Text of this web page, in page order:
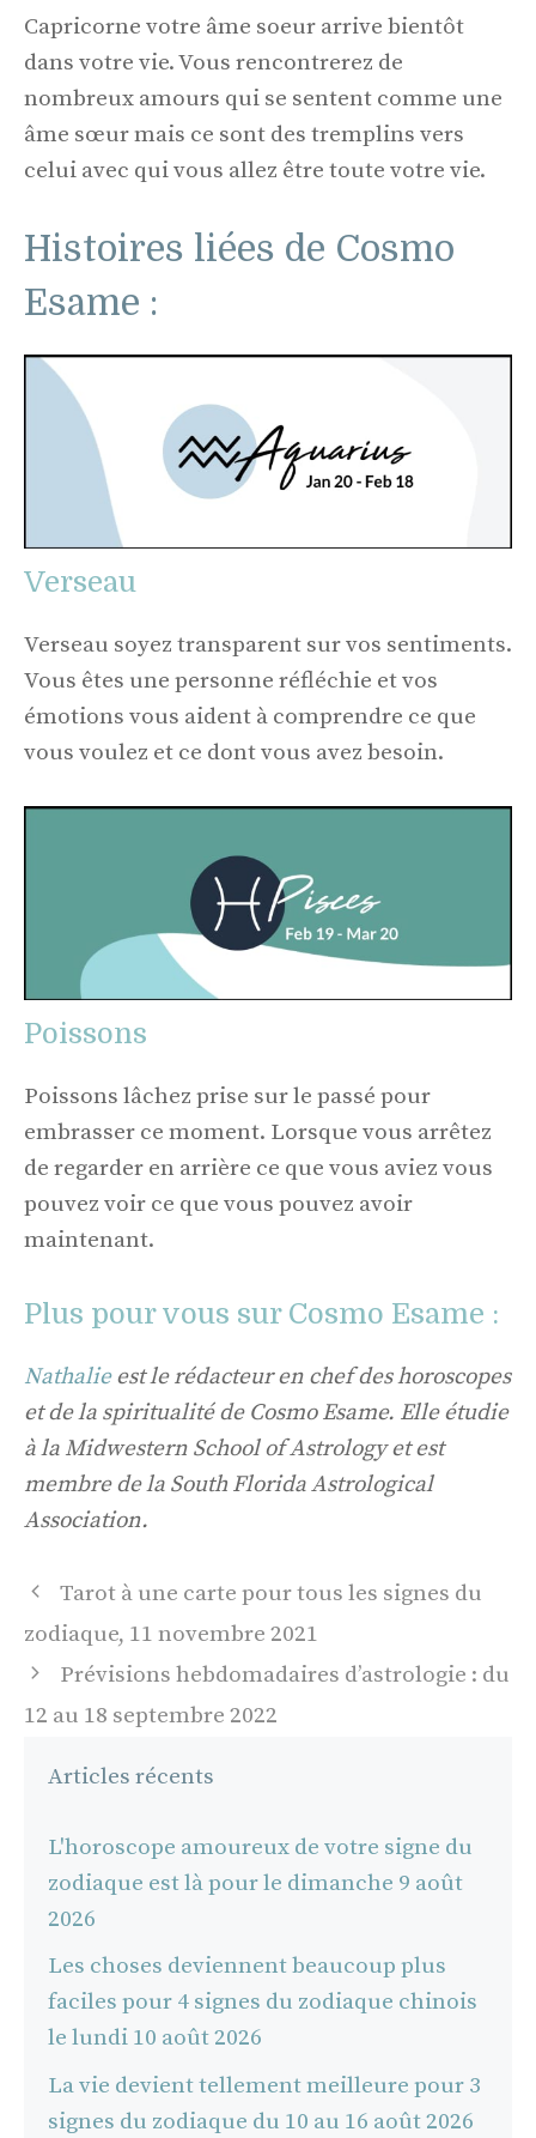
Capricorne votre âme soeur arrive bientôt
dans votre vie. Vous rencontrerez de
nombreux amours qui se sentent comme une
âme sœur mais ce sont des tremplins vers
celui avec qui vous allez être toute votre vie.
Histoires liées de Cosmo
Esame :
Verseau
Verseau soyez transparent sur vos sentiments.
Vous êtes une personne réfléchie et vos
émotions vous aident à comprendre ce que
vous voulez et ce dont vous avez besoin.
Poissons
Poissons lâchez prise sur le passé pour
embrasser ce moment. Lorsque vous arrêtez
de regarder en arrière ce que vous aviez vous
pouvez voir ce que vous pouvez avoir
maintenant.
Plus pour vous sur Cosmo Esame :
Nathalieest le rédacteur en chef des horoscopes
et de la spiritualité de Cosmo Esame. Elle étudie
à la Midwestern School of Astrology et est
membre de la South Florida Astrological
Association.
Navigation
des
articles
Tarot à une carte pour tous les signes du
zodiaque, 11 novembre 2021
Prévisions hebdomadaires d’astrologie : du
12 au 18 septembre 2022
Articles récents
L'horoscope amoureux de votre signe du
zodiaque est là pour le dimanche 9 août
2026
Les choses deviennent beaucoup plus
faciles pour 4 signes du zodiaque chinois
le lundi 10 août 2026
La vie devient tellement meilleure pour 3
signes du zodiaque du 10 au 16 août 2026